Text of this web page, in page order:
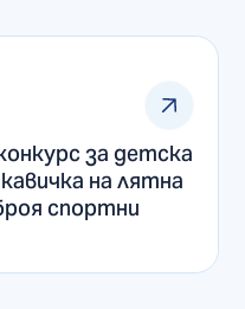
за детска
на лятна
спортни